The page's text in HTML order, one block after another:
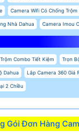
Camera Wifi Có Chống Trộm
Nhà Dahua Camera Imou
Combo Tiết Kiệm Trọn
Dahua Lắp Camera 360 Giá
2 Chiều
Gói Đơn Hàng